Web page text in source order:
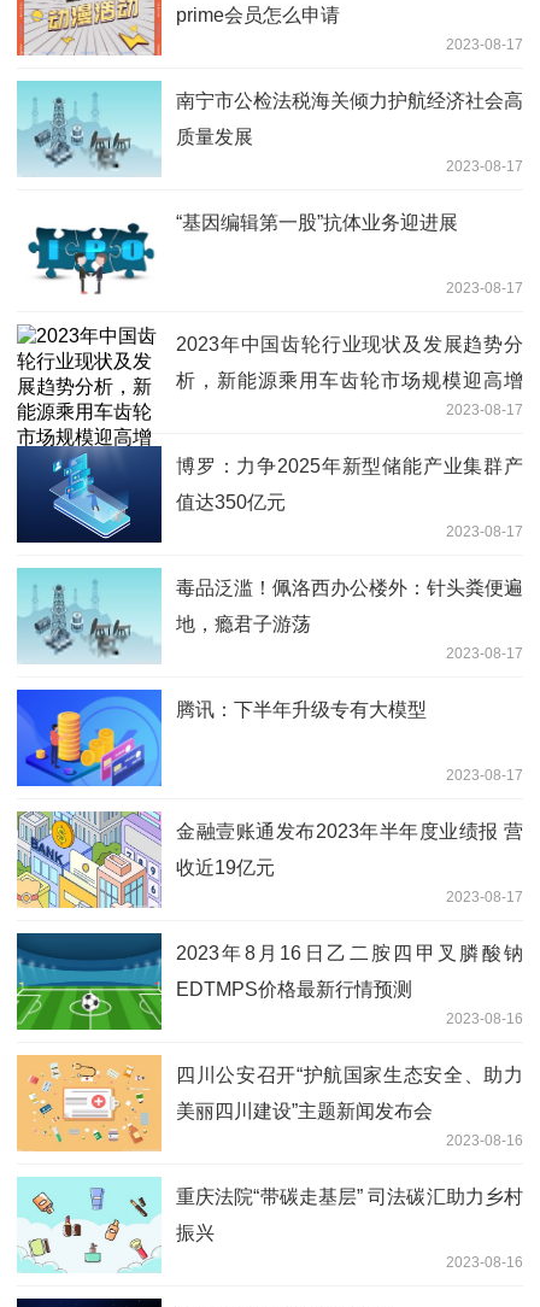
prime会员怎么申请
2023-08-17
南宁市公检法税海关倾力护航经济社会高
质量发展
2023-08-17
“基因编辑第一股”抗体业务迎进展
2023-08-17
2023年中国齿轮行业现状及发展趋势分
析，新能源乘用车齿轮市场规模迎高增
2023-08-17
博罗：力争2025年新型储能产业集群产
值达350亿元
2023-08-17
毒品泛滥！佩洛西办公楼外：针头粪便遍
地，瘾君子游荡
2023-08-17
腾讯：下半年升级专有大模型
2023-08-17
金融壹账通发布2023年半年度业绩报 营
收近19亿元
2023-08-17
2023年8月16日乙二胺四甲叉膦酸钠
EDTMPS价格最新行情预测
2023-08-16
四川公安召开“护航国家生态安全、助力
美丽四川建设”主题新闻发布会
2023-08-16
重庆法院“带碳走基层” 司法碳汇助力乡村
振兴
2023-08-16